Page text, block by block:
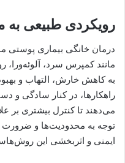
رویکردی طبیعی به
درمان خانگی بیماری پوستی
مانند کمپرس سرد، آلوئه‌ورا،
به کاهش خارش، التهاب و
راهکارها، در کنار سادگی و
می‌دهند تا کنترل بیشتری بر
توجه به محدودیت‌ها و
ایمنی و اثربخشی این